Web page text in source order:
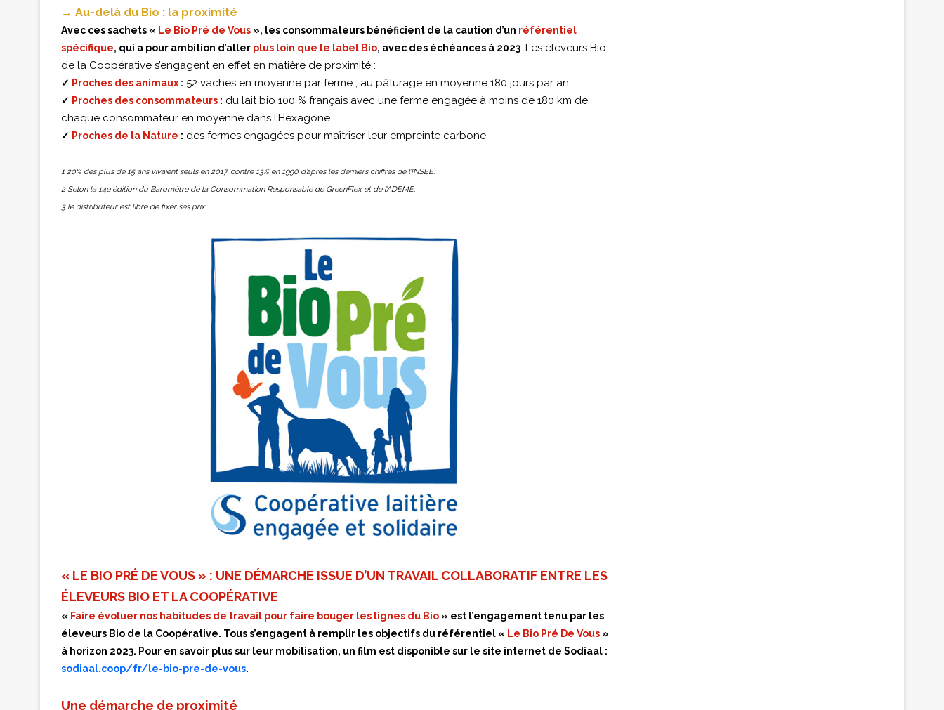
→ Au-delà du Bio : la proximité
Avec ces sachets « Le Bio Pré de Vous », les consommateurs bénéficient de la caution d’un référentiel
spécifique, qui a pour ambition d’aller plus loin que le label Bio, avec des échéances à 2023. Les éleveurs Bio
de la Coopérative s’engagent en effet en matière de proximité :
✓ Proches des animaux : 52 vaches en moyenne par ferme ; au pâturage en moyenne 180 jours par an.
✓ Proches des consommateurs : du lait bio 100 % français avec une ferme engagée à moins de 180 km de
chaque consommateur en moyenne dans l’Hexagone.
✓ Proches de la Nature : des fermes engagées pour maîtriser leur empreinte carbone.
1 20% des plus de 15 ans vivaient seuls en 2017, contre 13% en 1990 d’après les derniers chiffres de l’INSEE.
2 Selon la 14e édition du Baromètre de la Consommation Responsable de GreenFlex et de l’ADEME.
3 le distributeur est libre de fixer ses prix.
« LE BIO PRÉ DE VOUS » : UNE DÉMARCHE ISSUE D’UN TRAVAIL COLLABORATIF ENTRE LES
ÉLEVEURS BIO ET LA COOPÉRATIVE
« Faire évoluer nos habitudes de travail pour faire bouger les lignes du Bio » est l’engagement tenu par les
éleveurs Bio de la Coopérative. Tous s’engagent à remplir les objectifs du référentiel « Le Bio Pré De Vous »
à horizon 2023. Pour en savoir plus sur leur mobilisation, un film est disponible sur le site internet de Sodiaal :
sodiaal.coop/fr/le-bio-pre-de-vous.
Une démarche de proximité